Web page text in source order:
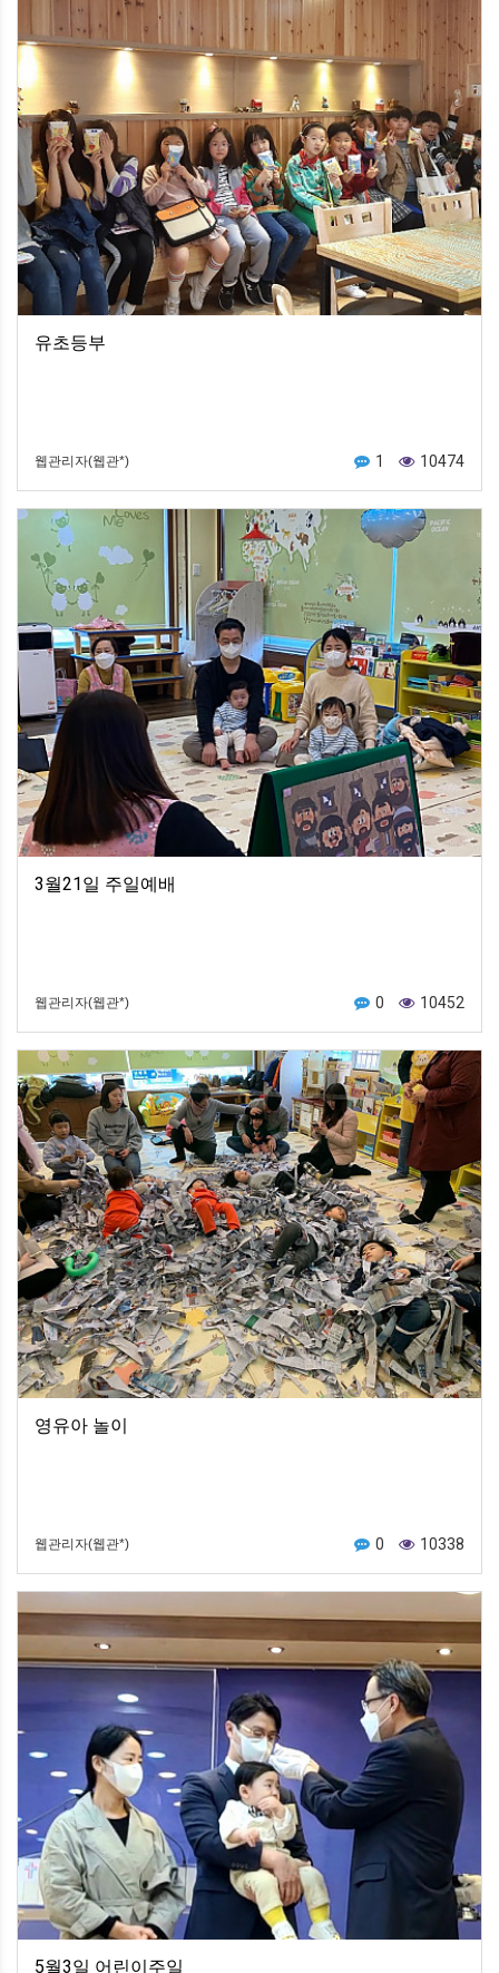
유초등부
웹관리자(웹관*) 1 10474
3월21일 주일예배
웹관리자(웹관*) 0 10452
영유아 놀이
웹관리자(웹관*) 0 10338
5월3일 어린이주일